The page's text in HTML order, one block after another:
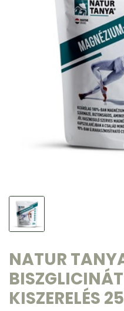
NATUR
KISZERELÉS